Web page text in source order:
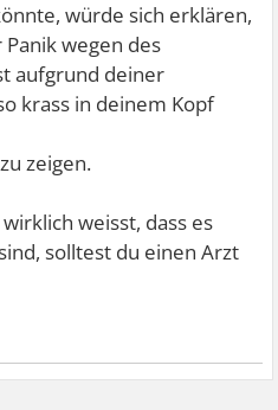
würde sich erklären,
wegen des
aufgrund deiner
krass in deinem Kopf
zeigen.
weisst, dass es
solltest du einen Arzt